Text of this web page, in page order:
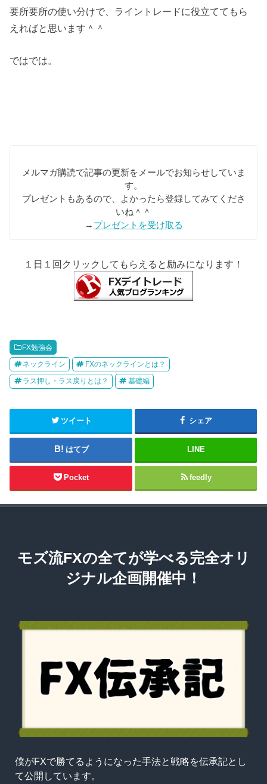
要所要所の使い分けで、ライントレードに役立ててもら
えればと思います＾＾
ではでは。
メルマガ購読で記事の更新をメールでお知らせしていま
す。
プレゼントもあるので、よかったら登録してみてくださ
いね＾＾
→ プレゼントを受け取る
１日１回クリックしてもらえると励みになります！
FX勉強会
ネックライン FXのネックラインとは？
ラス押し・ラス戻りとは？ 基礎編
ツイート シェア
はてブ LINE
Pocket feedly
モズ流FXの全てが学べる完全オリ
ジナル企画開催中！
僕がFXで勝てるようになった手法と戦略を伝承記とし
て公開しています。